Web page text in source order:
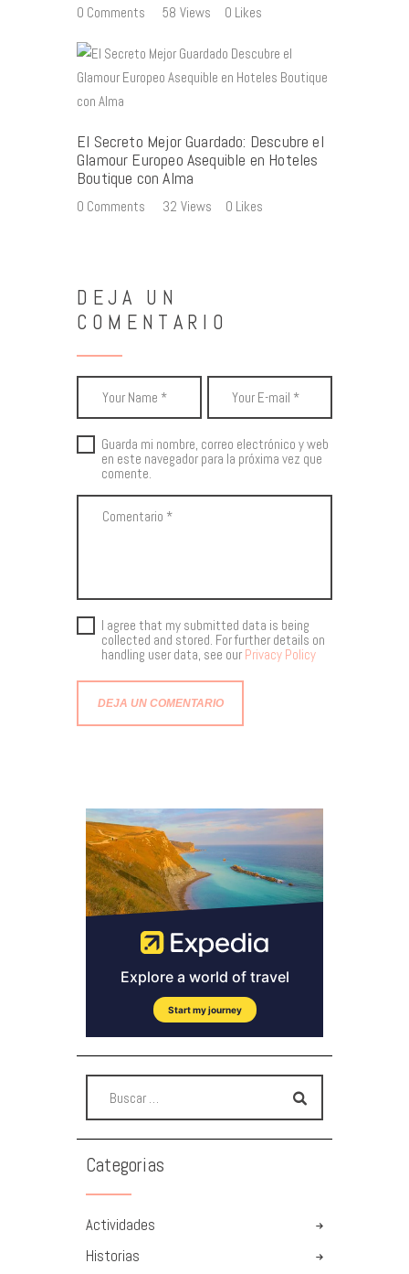
0 Comments 58 Views 0 Likes
El Secreto Mejor Guardado: Descubre el
Glamour Europeo Asequible en Hoteles
Boutique con Alma
0 Comments 32 Views 0 Likes
DEJA UN
COMENTARIO
Guarda mi nombre, correo electrónico y web
en este navegador para la próxima vez que
comente.
I agree that my submitted data is being
collected and stored. For further details on
handling user data, see our Privacy Policy
Categorias
Actividades
Historias